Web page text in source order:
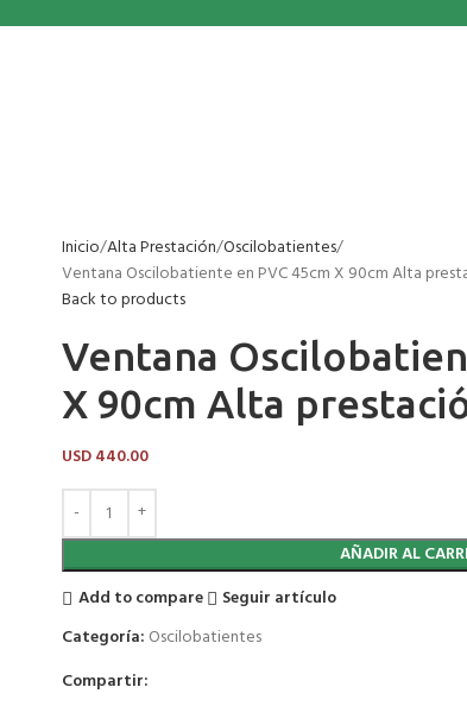
Inicio Alta Prestación Oscilobatientes
Ventana Oscilobatiente en PVC 45cm X 90cm Alta
Back to products
Ventana
X 90cm Alta
USD440.00
AÑADIR AL
Add to compare
Seguir artículo
Categoría: Oscilobatientes
Compartir: